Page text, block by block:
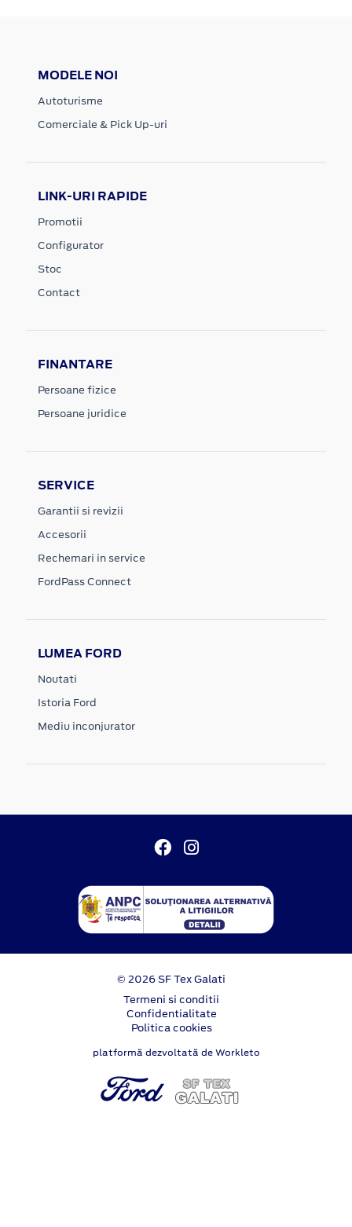
MODELE NOI
Autoturisme
Comerciale & Pick Up-uri
LINK-URI RAPIDE
Promotii
Configurator
Stoc
Contact
FINANTARE
Persoane fizice
Persoane juridice
SERVICE
Garantii si revizii
Accesorii
Rechemari in service
FordPass Connect
LUMEA FORD
Noutati
Istoria Ford
Mediu inconjurator
© 2026 SF Tex Galati
Termeni si conditii
Confidentialitate
Politica cookies
platformă dezvoltată de Workleto